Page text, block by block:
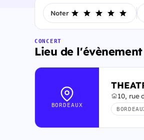
Noter
CONCERT
Lieu de
BORDEAUX
10, rue